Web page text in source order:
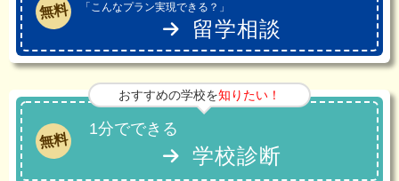
無料
「こんなプラン実現できる？」
留学相談
おすすめの学校を知りたい！
無料
1分でできる
学校診断